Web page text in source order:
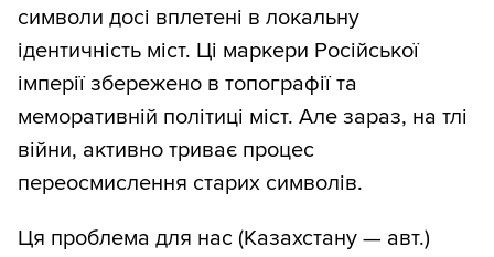
символи досі вплетені в локальну
ідентичність міст. Ці маркери Російської
імперії збережено в топографії та
меморативній політиці міст. Але зараз, на тлі
війни, активно триває процес
переосмислення старих символів.
Ця проблема для нас (Казахстану — авт.)